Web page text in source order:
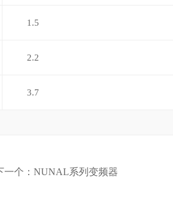
1.5
2.2
3.7
一个： NUNAL系列变频器